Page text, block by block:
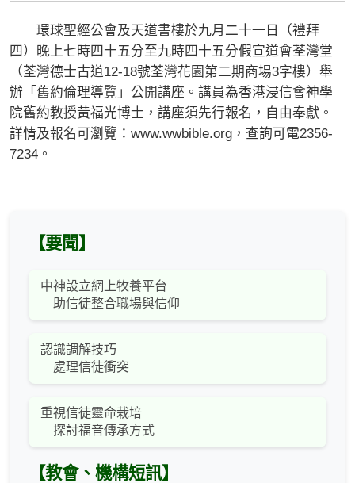
環球聖經公會及天道書樓於九月二十一日（禮拜
四）晚上七時四十五分至九時四十五分假宣道會荃灣堂
（荃灣德士古道12-18號荃灣花園第二期商場3字樓）舉
辦「舊約倫理導覽」公開講座。講員為香港浸信會神學
院舊約教授黃福光博士，講座須先行報名，自由奉獻。
詳情及報名可瀏覽：www.wwbible.org，查詢可電2356-
7234。
【要聞】
中神設立網上牧養平台
助信徒整合職場與信仰
認識調解技巧
處理信徒衝突
重視信徒靈命栽培
探討福音傳承方式
【教會、機構短訊】